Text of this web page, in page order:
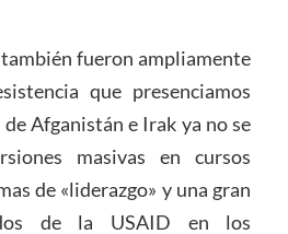
fueron ampliamente
que presenciamos
Afganistán e Irak ya no se
masivas en cursos
de «liderazgo» y una gran
de la USAID en los